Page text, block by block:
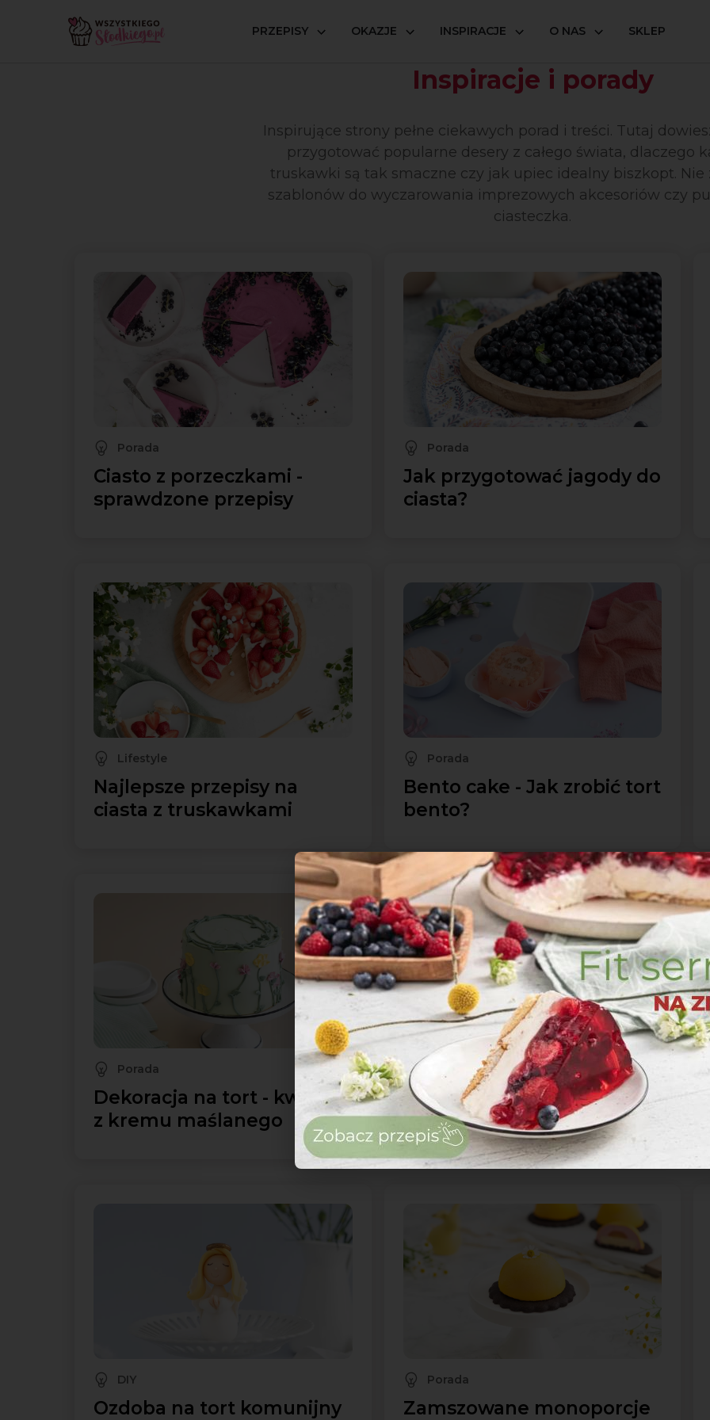
PRZEPISY OKAZJE INSPIRACJE O NAS SKLEP
Strona główna Inspiracje
Inspiracje i porady
Inspirujące strony pełne ciekawych porad i treści. Tutaj
przygotować popularne desery z całego świata, dlaczego
truskawki są tak smaczne czy jak upiec idealny biszkopt. Nie
szablonów do wyczarowania imprezowych akcesoriów czy
ciasteczka.
Porada
Ciasto z porzeczkami -
sprawdzone przepisy
Porada
Jak przygotować jagody do
ciasta?
Lifestyle
Najlepsze przepisy na
ciasta z truskawkami
Porada
Bento cake - Jak zrobić tort
bento?
Porada
Dekoracja na tort - kwiaty
z kremu maślanego
Krem oreo do tortu
DIY
Ozdoba na tort komunijny
Porada
Zamszowane monoporcje